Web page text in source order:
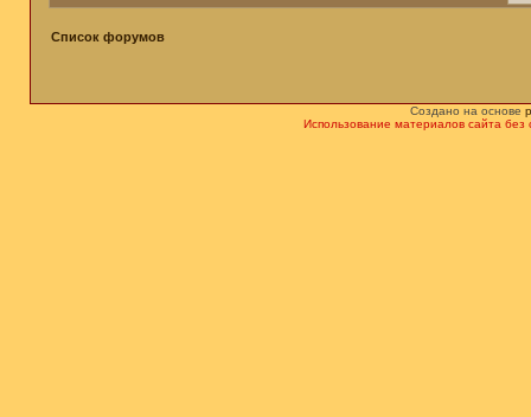
Список форумов
Создано на основе
Использование материалов сайта